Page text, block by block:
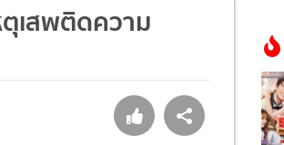
เสพติดความ